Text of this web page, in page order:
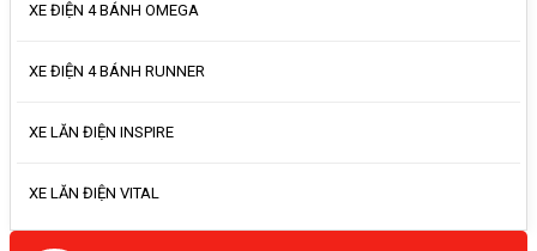
XE ĐIỆN 4 BÁNH OMEGA
XE ĐIỆN 4 BÁNH RUNNER
XE LĂN ĐIỆN INSPIRE
XE LĂN ĐIỆN VITAL